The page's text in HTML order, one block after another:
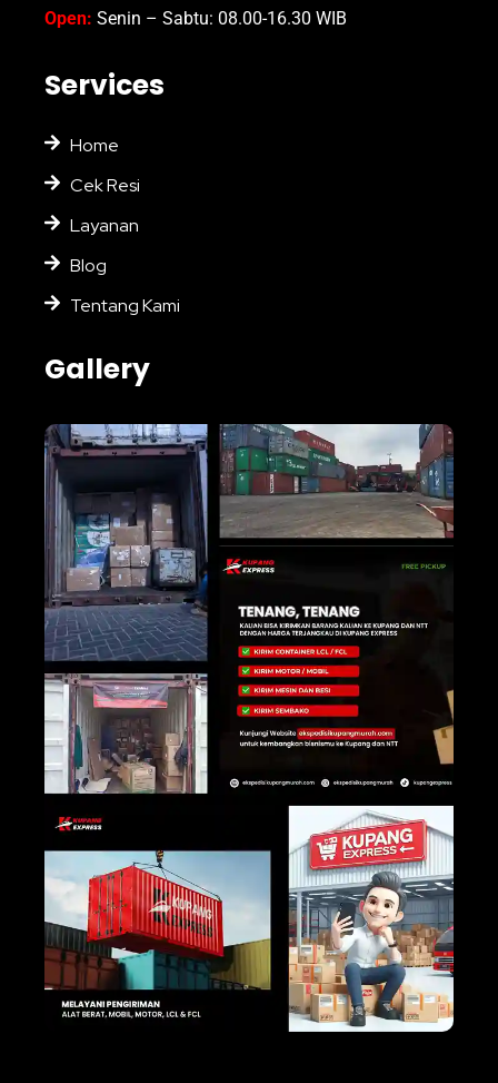
Open: Senin – Sabtu: 08.00-16.30 WIB
Services
Home
Cek Resi
Layanan
Blog
Tentang Kami
Gallery